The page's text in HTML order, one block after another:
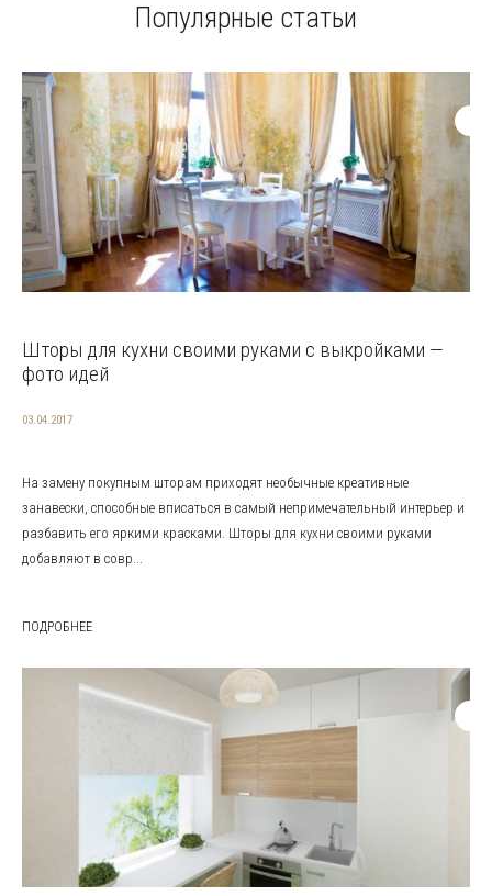
Популярные статьи
Шторы для кухни своими руками с выкройками —
фото идей
03.04.2017
На замену покупным шторам приходят необычные креативные
занавески, способные вписаться в самый непримечательный интерьер и
разбавить его яркими красками. Шторы для кухни своими руками
добавляют в совр...
ПОДРОБНЕЕ